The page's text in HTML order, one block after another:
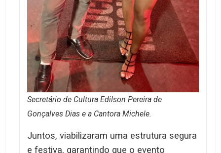
Secretário de Cultura Edilson Pereira de
Gonçalves Dias e a Cantora Michele.
Juntos, viabilizaram uma estrutura segura
e festiva, garantindo que o evento